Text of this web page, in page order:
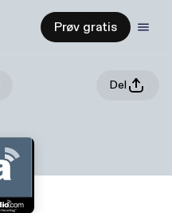
Prøv gratis
Del